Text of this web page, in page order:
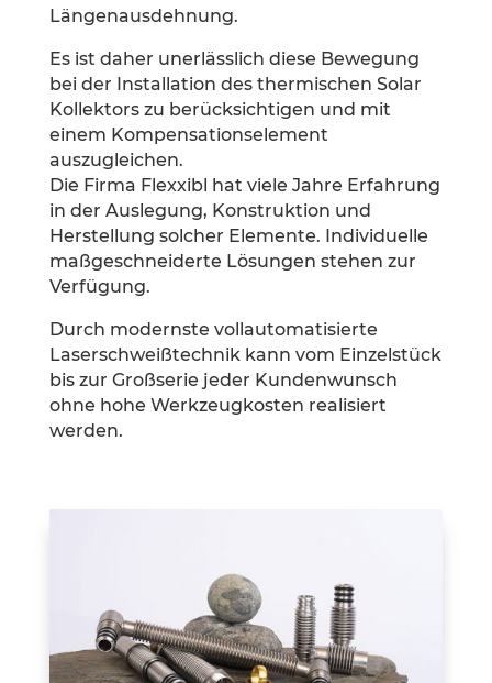
Längenausdehnung.
Es ist daher unerlässlich diese Bewegung
bei der Installation des thermischen Solar
Kollektors zu berücksichtigen und mit
einem Kompensationselement
auszugleichen.
Die Firma Flexxibl hat viele Jahre Erfahrung
in der Auslegung, Konstruktion und
Herstellung solcher Elemente. Individuelle
maßgeschneiderte Lösungen stehen zur
Verfügung.
Durch modernste vollautomatisierte
Laserschweißtechnik kann vom Einzelstück
bis zur Großserie jeder Kundenwunsch
ohne hohe Werkzeugkosten realisiert
werden.